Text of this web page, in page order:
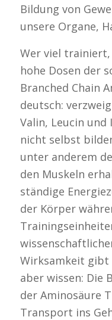
Bildung von
unsere Organe,
Wer viel
hohe Dosen der
Branched Chain
deutsch:
Valin, Leucin
nicht selbst
unter anderem
den Muskeln
ständige
der Körper
Wirksamkeit gibt
aber wissen: Die
der Aminosäure
Transport ins